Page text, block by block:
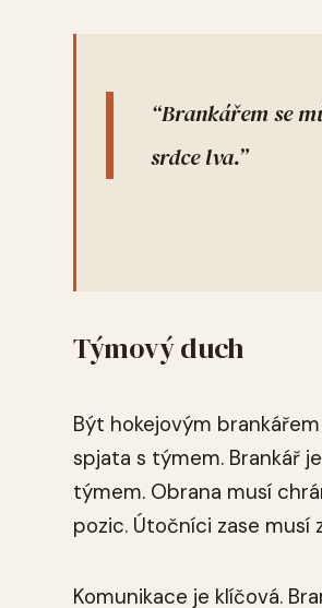
Brankářem se
srdce lva.
Týmový duch
Být hokejovým
spjata s týmem. Brankář
týmem. Obrana musí
pozic. Útočníci zase
Komunikace je klíčová.